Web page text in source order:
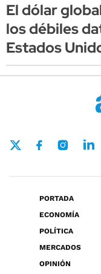
El dólar
los débiles
Estados
PORTADA
ECONOMÍA
POLÍTICA
MERCADOS
OPINIÓN